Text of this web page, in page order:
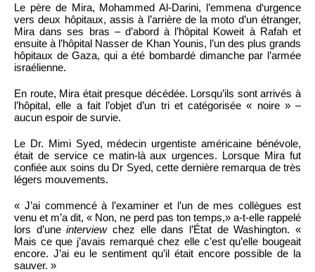
Le père de Mira, Mohammed Al-Darini, l’emmena d‘urgence
vers deux hôpitaux, assis à l’arrière de la moto d’un étranger,
Mira dans ses bras – d’abord à l’hôpital Koweit à Rafah et
ensuite à l’hôpital Nasser de Khan Younis, l’un des plus grands
hôpitaux de Gaza, qui a été bombardé dimanche par l’armée
israélienne.
En route, Mira était presque décédée. Lorsqu’ils sont arrivés à
l’hôpital, elle a fait l’objet d’un tri et catégorisée « noire » –
aucun espoir de survie.
Le Dr. Mimi Syed, médecin urgentiste américaine bénévole,
était de service ce matin-là aux urgences. Lorsque Mira fut
confiée aux soins du Dr Syed, cette dernière remarqua de très
légers mouvements.
« J’ai commencé à l’examiner et l’un de mes collègues est
venu et m’a dit, « Non, ne perd pas ton temps,» a-t-elle rappelé
lors d’uneinterviewchez elle dans l’État de Washington. «
Mais ce que j’avais remarqué chez elle c’est qu’elle bougeait
encore. J’ai eu le sentiment qu’il était encore possible de la
sauver. »